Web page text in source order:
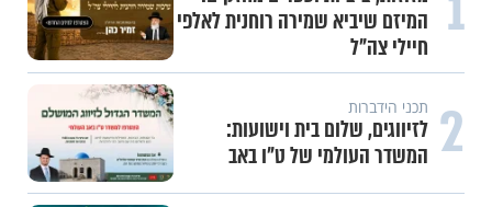
וידיאו מגזין
"הגמגום לא מגדיר אותי": ישראל
שטרן על המגבלה שלא עוצרת אותו
תכני ערוץ הידברות
חלום אדיר: מקבץ סגולות